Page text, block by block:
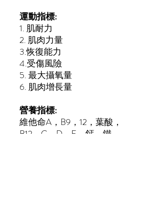
運動指標:
1. 肌耐力
2. 肌肉力量
3.恢復能力
4.受傷風險
5. 最大攝氧量
6. 肌肉增長量
營養指標:
維他命A，B9，12，葉酸，
B12，C，D，E，鈣，鐵，